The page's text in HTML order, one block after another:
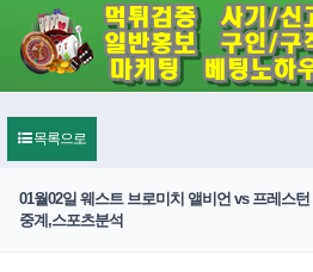
목록으로
01월02일 웨스트 브로미치 앨비언 vs 프레스
중계,스포츠분석